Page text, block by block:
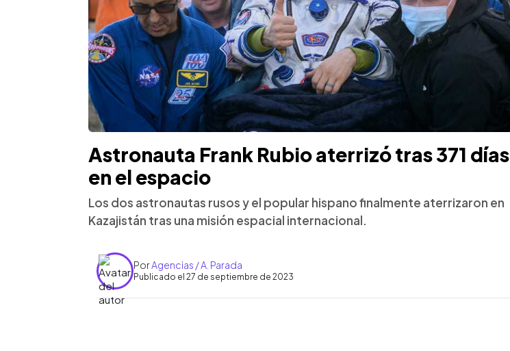
Astronauta Frank Rubio aterrizó tras 371 días
en el espacio
Los dos astronautas rusos y el popular hispano finalmente aterrizaron en
Kazajistán tras una misión espacial internacional.
PorAgencias / A. Parada
Publicado el 27 de septiembre de 2023